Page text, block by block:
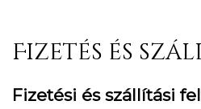
Fizetés és
Fizetési és szállítási